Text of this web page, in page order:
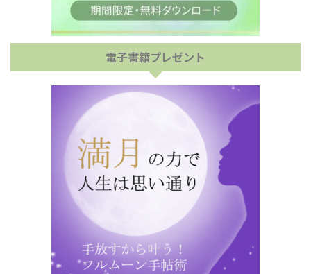
電子書籍プレゼント